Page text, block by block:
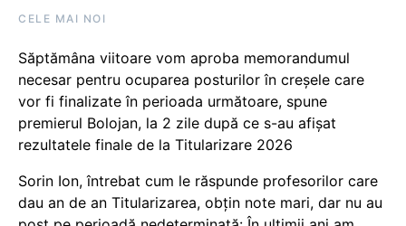
CELE MAI NOI
Săptămâna viitoare vom aproba memorandumul
necesar pentru ocuparea posturilor în creșele care
vor fi finalizate în perioada următoare, spune
premierul Bolojan, la 2 zile după ce s-au afișat
rezultatele finale de la Titularizare 2026
Sorin Ion, întrebat cum le răspunde profesorilor care
dau an de an Titularizarea, obțin note mari, dar nu au